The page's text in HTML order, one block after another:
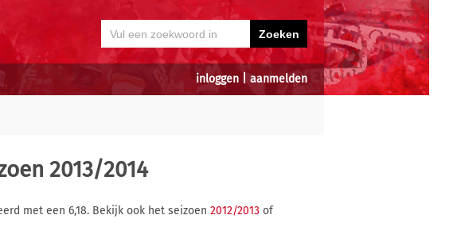
inloggen aanmelden
2013/2014
met een 6,18. Bekijk ook het seizoen 2012/2013 of